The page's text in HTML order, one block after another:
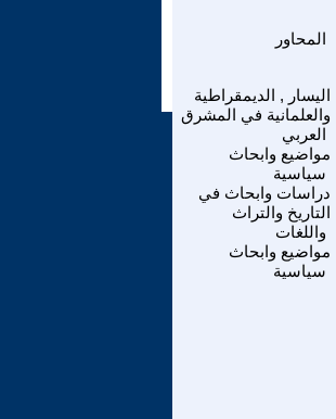
اليسار , الديمقراطية
والعلمانية في المشرق
العربي
مواضيع وابحاث
سياسية
دراسات وابحاث في
التاريخ والتراث
واللغات
مواضيع وابحاث
سياسية